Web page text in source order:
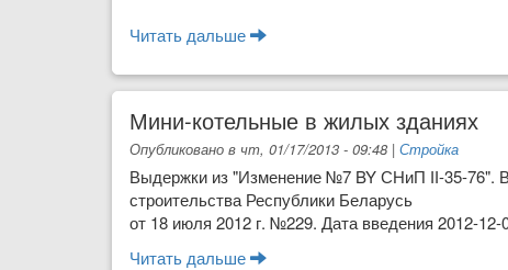
Читать дальше
Мини-котельные в жилых зданиях
Опубликовано в чт, 01/17/2013 - 09:48 | Стройка
Выдержки из "Изменение №7 BY СНиП ІІ-35-
строительства Республики Беларусь
от 18 июля 2012 г. №229. Дата введения 2012-12-
Читать дальше